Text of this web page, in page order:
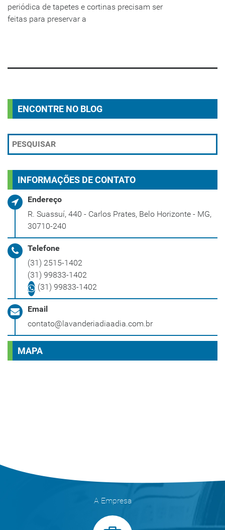
periódica de tapetes e cortinas precisam ser
feitas para preservar a
ENCONTRE NO BLOG
INFORMAÇÕES DE CONTATO
Endereço
R. Suassuí, 440 - Carlos Prates, Belo Horizonte - MG,
30710-240
Telefone
(31) 2515-1402
(31) 99833-1402
(31) 99833-1402
Email
contato@lavanderiadiaadia.com.br
MAPA
A Empresa